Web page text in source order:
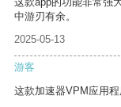
中游刃有余。
2025-05-13
游客
这款加速器VPM应用程